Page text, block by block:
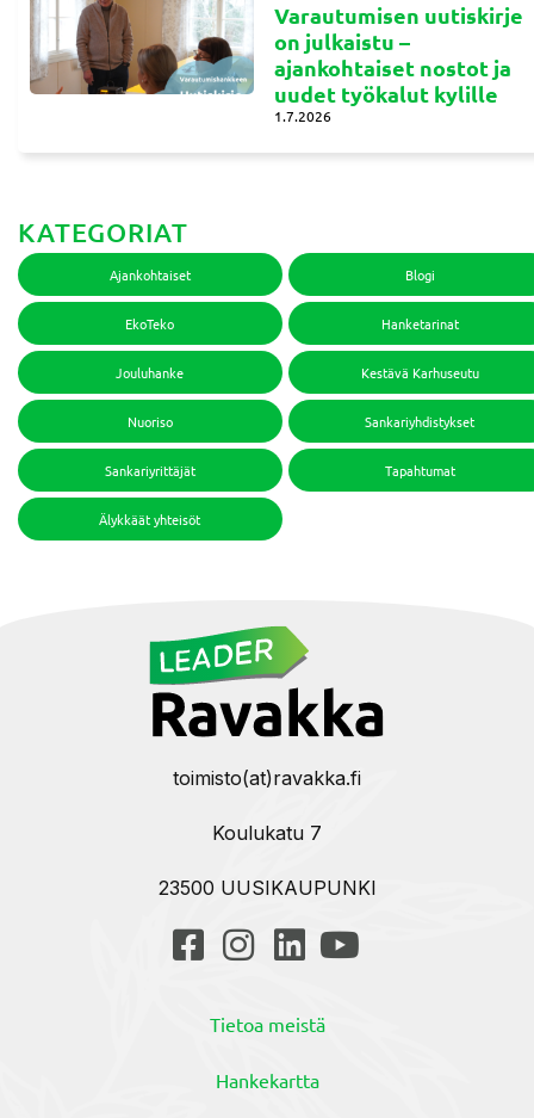
Varautumisen uutiskirje
on julkaistu –
ajankohtaiset nostot ja
uudet työkalut kylille
1.7.2026
KATEGORIAT
Ajankohtaiset Blogi
EkoTeko Hanketarinat
Jouluhanke Kestävä Karhuseutu
Nuoriso Sankariyhdistykset
Sankariyrittäjät Tapahtumat
Älykkäät yhteisöt
toimisto(at)ravakka.fi
Koulukatu 7
23500 UUSIKAUPUNKI
Tietoa meistä
Hankekartta